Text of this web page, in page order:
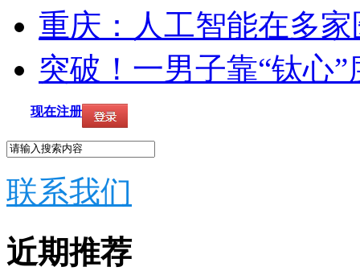
重庆：人工智能在多
突破！一男子靠“钛心”
现在注册
联系我们
近期推荐